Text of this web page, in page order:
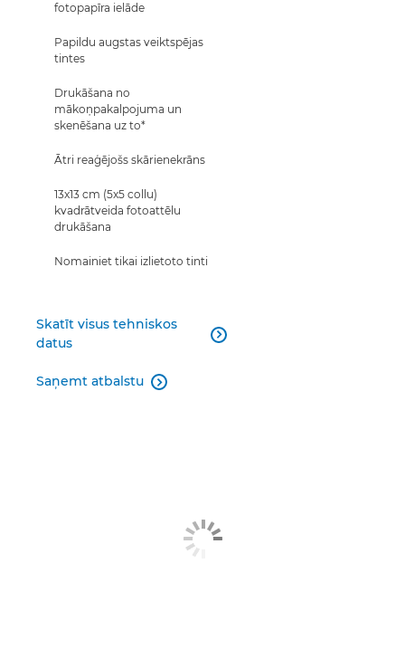
fotopapīra ielāde
Papildu augstas veiktspējas
tintes
Drukāšana no
mākoņpakalpojuma un
skenēšana uz to*
Ātri reaģējošs skārienekrāns
13x13 cm (5x5 collu)
kvadrātveida fotoattēlu
drukāšana
Nomainiet tikai izlietoto tinti
Skatīt visus tehniskos
datus

Saņemt atbalstu 